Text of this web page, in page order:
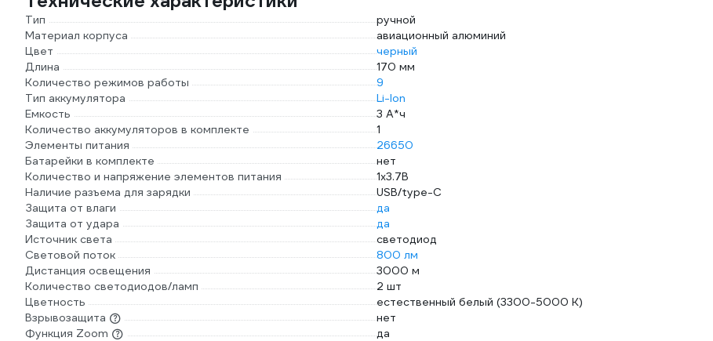
Тип
ручной
Материал корпуса
авиационный алюминий
Цвет
черный
Длина
170 мм
Количество режимов работы
9
Тип аккумулятора
Li-Ion
Емкость
3 А*ч
Количество аккумуляторов в комплекте
1
Элементы питания
26650
Батарейки в комплекте
нет
Количество и напряжение элементов питания
1х3.7В
Наличие разъема для зарядки
USB/type-C
Защита от влаги
да
Защита от удара
да
Источник света
светодиод
Световой поток
800 лм
Дистанция освещения
3000 м
Количество светодиодов/ламп
2 шт
Цветность
естественный белый (3300-5000 К)
Взрывозащита
нет
Функция Zoom
да